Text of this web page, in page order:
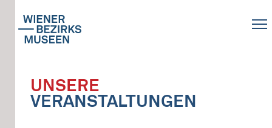
UNSERE
VERANSTALTUNGEN